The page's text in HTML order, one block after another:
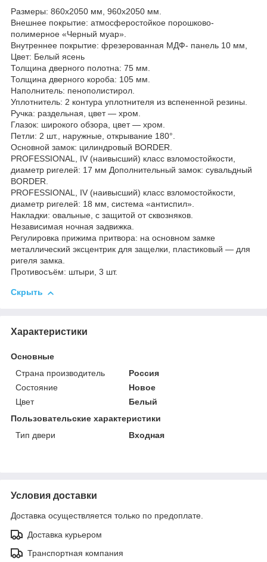
Размеры: 860х2050 мм, 960х2050 мм.
Внешнее покрытие: атмосферостойкое порошково-
полимерное «Черный муар».
Внутреннее покрытие: фрезерованная МДФ- панель 10 мм,
Цвет: Белый ясень
Толщина дверного полотна: 75 мм.
Толщина дверного короба: 105 мм.
Наполнитель: пенополистирол.
Уплотнитель: 2 контура уплотнителя из вспененной резины.
Ручка: раздельная, цвет — хром.
Глазок: широкого обзора, цвет — хром.
Петли: 2 шт., наружные, открывание 180°.
Основной замок: цилиндровый BORDER.
PROFESSIONAL, IV (наивысший) класс взломостойкости,
диаметр ригелей: 17 мм Дополнительный замок: сувальдный
BORDER.
PROFESSIONAL, IV (наивысший) класс взломостойкости,
диаметр ригелей: 18 мм, система «антиспил».
Накладки: овальные, с защитой от сквозняков.
Независимая ночная задвижка.
Регулировка прижима притвора: на основном замке
металлический эксцентрик для защелки, пластиковый — для
ригеля замка.
Противосъём: штыри, 3 шт.
Скрыть
Характеристики
Основные
Страна производитель
Россия
Состояние
Новое
Цвет
Белый
Пользовательские характеристики
Тип двери
Входная
Условия доставки
Доставка осуществляется только по предоплате.
Доставка курьером
Транспортная компания